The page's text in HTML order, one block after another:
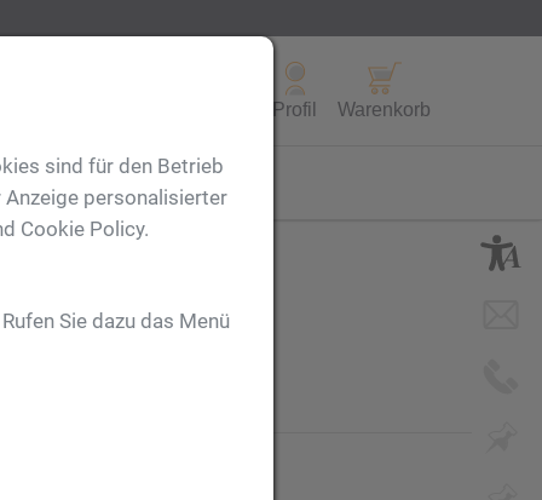
Profil Warenkorb
sind für den Betrieb
personalisierter
Cookie Policy.
Sie dazu das Menü